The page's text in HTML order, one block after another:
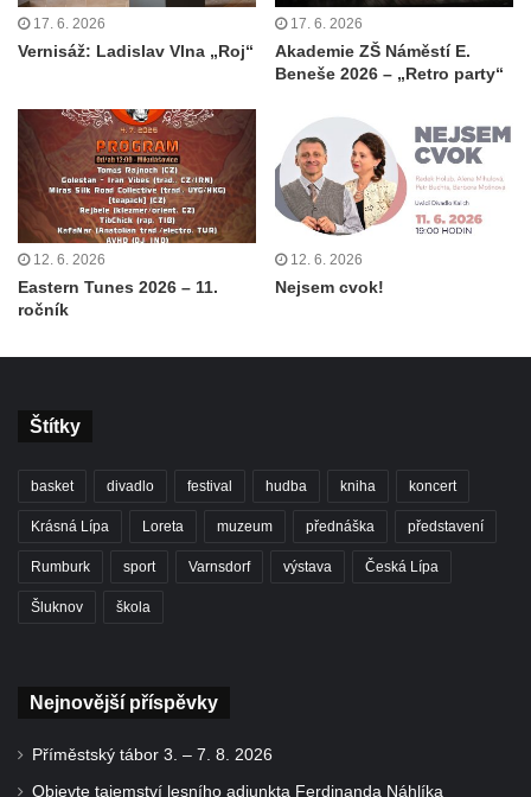
17. 6. 2026
Vernisáž: Ladislav Vlna „Roj“
17. 6. 2026
Akademie ZŠ Náměstí E.
Beneše 2026 – „Retro party“
12. 6. 2026
Eastern Tunes 2026 – 11.
ročník
12. 6. 2026
Nejsem cvok!
Štítky
basket divadlo festival hudba kniha koncert
Krásná Lípa Loreta muzeum přednáška představení
Rumburk sport Varnsdorf výstava Česká Lípa
Šluknov škola
Nejnovější příspěvky
Příměstský tábor 3. – 7. 8. 2026
Objevte tajemství lesního adjunkta Ferdinanda Náhlíka